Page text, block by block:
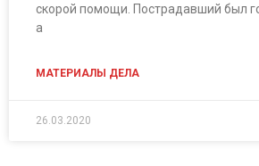
скорой помощи. Пострадавший был
а
МАТЕРИАЛЫ ДЕЛА
26.03.2020